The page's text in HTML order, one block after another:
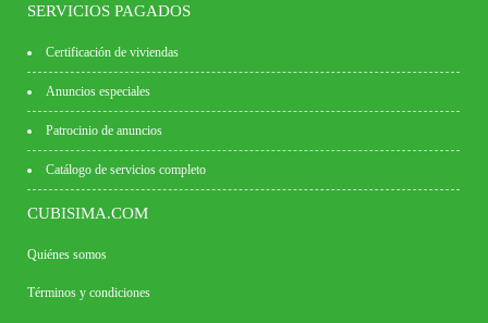
SERVICIOS PAGADOS
Certificación de viviendas
Anuncios especiales
Patrocinio de anuncios
Catálogo de servicios completo
CUBISIMA.COM
Quiénes somos
Términos y condiciones